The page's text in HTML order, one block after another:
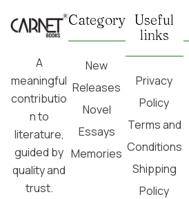
A
meaningful
contributio
n to
literature,
guided by
quality and
trust.
Category
New
Releases
Novel
Essays
Memories
Useful
links
Privacy
Policy
Terms and
Conditions
Shipping
Policy